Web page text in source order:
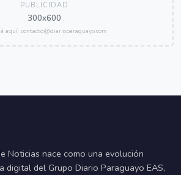
PUBLICIDAD
300x600
aquí: contacto@diarioparaguayo.com
Noticias nace como una evolución
digital del Grupo Diario Paraguayo EAS,